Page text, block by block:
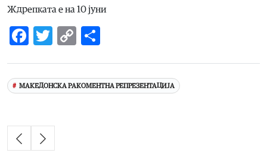
Ждрепката е на 10 јуни
Facebook
Twitter
Copy
МАКЕДОНСКА РАКОМЕНТНА РЕПРЕЗЕНТАЦИЈА